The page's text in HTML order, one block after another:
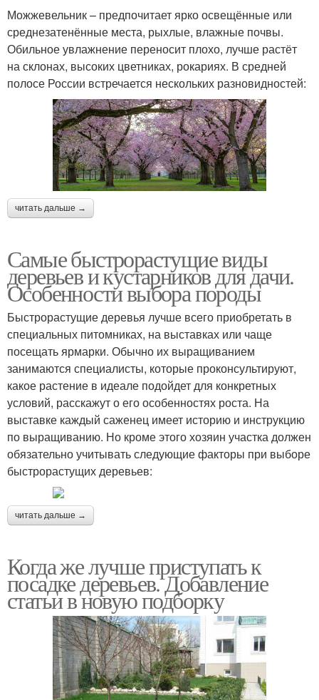
Можжевельник – предпочитает ярко освещённые или
среднезатенённые места, рыхлые, влажные почвы.
Обильное увлажнение переносит плохо, лучше растёт
на склонах, высоких цветниках, рокариях. В средней
полосе России встречается нескольких разновидностей:
читать дальше →
Самые быстрорастущие виды
деревьев и кустарников для дачи.
Особенности выбора породы
Быстрорастущие деревья лучше всего приобретать в
специальных питомниках, на выставках или чаще
посещать ярмарки. Обычно их выращиванием
занимаются специалисты, которые проконсультируют,
какое растение в идеале подойдет для конкретных
условий, расскажут о его особенностях роста. На
выставке каждый саженец имеет историю и инструкцию
по выращиванию. Но кроме этого хозяин участка должен
обязательно учитывать следующие факторы при выборе
быстрорастущих деревьев:
читать дальше →
Когда же лучше приступать к
посадке деревьев. Добавление
статьи в новую подборку